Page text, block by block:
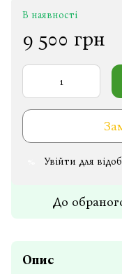
В наявності
9 500 грн
Увійти для
До
Опис